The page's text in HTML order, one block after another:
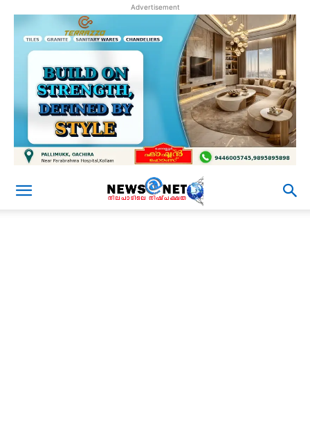
Advertisement